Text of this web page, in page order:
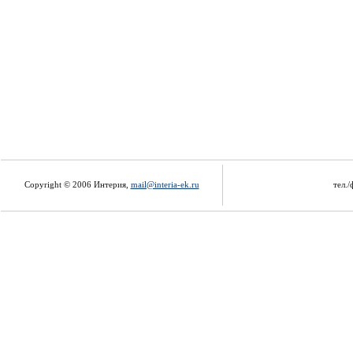
Copyright © 2006 Интерия, mail@interia-ek.ru